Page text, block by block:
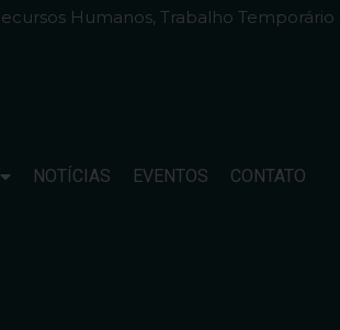
Humanos, Trabalho Temporário
NOTÍCIAS EVENTOS CONTATO